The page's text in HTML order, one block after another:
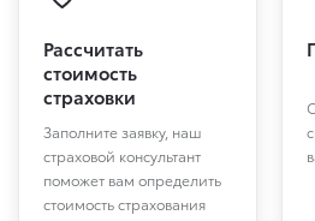
Рассчитать
стоимость
страховки
Заполните заявку, наш
страховой консультант
поможет вам определить
стоимость страхования